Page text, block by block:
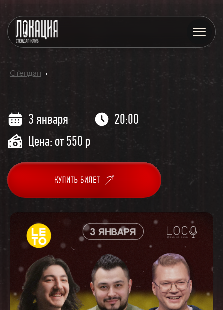
Стендап ›
3 января
20:00
Цена: от 550 р